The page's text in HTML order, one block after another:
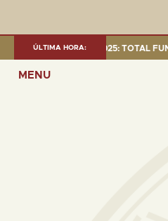
ÚLTIMA HORA:
AS OF 30 SEP. 2025: TOTAL
MENU